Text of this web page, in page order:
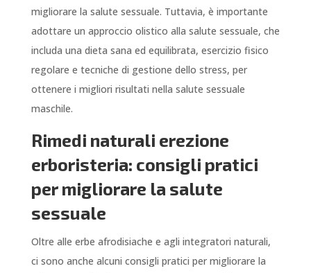
migliorare la salute sessuale. Tuttavia, è importante
adottare un approccio olistico alla salute sessuale, che
includa una dieta sana ed equilibrata, esercizio fisico
regolare e tecniche di gestione dello stress, per
ottenere i migliori risultati nella salute sessuale
maschile.
Rimedi naturali erezione
erboristeria: consigli pratici
per migliorare la salute
sessuale
Oltre alle erbe afrodisiache e agli integratori naturali,
ci sono anche alcuni consigli pratici per migliorare la